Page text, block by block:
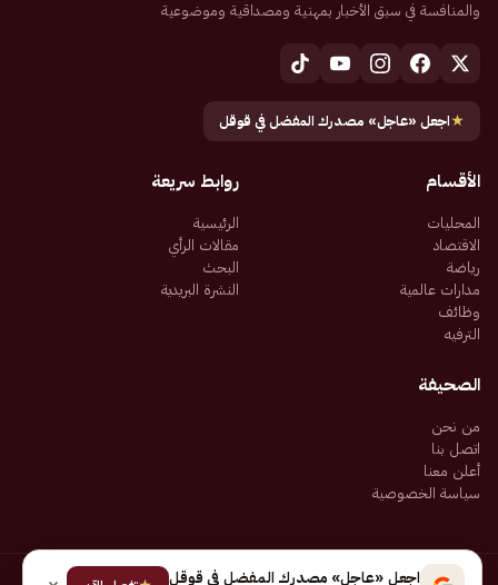
والمنافسة في سبق الأخبار بمهنية ومصداقية وموضوعية
★اجعل «عاجل» مصدرك المفضل في قوقل
الأقسام
المحليات
الاقتصاد
رياضة
مدارات عالمية
وظائف
الترفيه
روابط سريعة
الرئيسية
مقالات الرأي
البحث
النشرة البريدية
الصحيفة
من نحن
اتصل بنا
أعلن معنا
سياسة الخصوصية
اجعل «عاجل» مصدرك المفضل في قوقل